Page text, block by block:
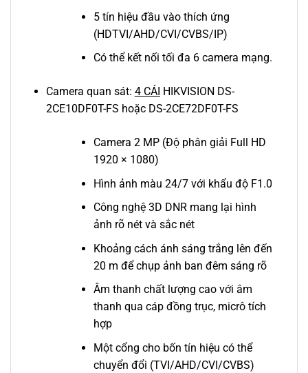
5 tín hiệu đầu vào thích ứng
(HDTVI/AHD/CVI/CVBS/IP)
Có thể kết nối tối đa 6 camera mạng.
Camera quan sát: 4 CÁI HIKVISION DS-
2CE10DF0T-FS hoặc DS-2CE72DF0T-FS
Camera 2 MP (Độ phân giải Full HD
1920 × 1080)
Hình ảnh màu 24/7 với khẩu độ F1.0
Công nghệ 3D DNR mang lại hình
ảnh rõ nét và sắc nét
Khoảng cách ánh sáng trắng lên đến
20 m để chụp ảnh ban đêm sáng rõ
Âm thanh chất lượng cao với âm
thanh qua cáp đồng trục, micrô tích
hợp
Một cổng cho bốn tín hiệu có thể
chuyển đổi (TVI/AHD/CVI/CVBS)